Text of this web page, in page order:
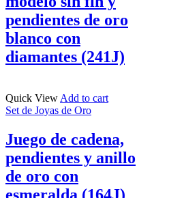
pendientes de oro
blanco con
diamantes (241J)
Quick View Add to cart
Set de Joyas de Oro
Juego de cadena,
pendientes y anillo
de oro con
esmeralda (164J)